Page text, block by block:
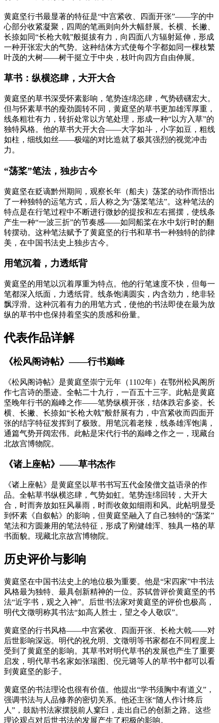
黄庭坚行书最显著的特征是“中宫紧收、四面开张”——字的中
心部分收紧凝聚，四周的笔画则向外大幅舒展。长横、长撇、
长捺如同“长枪大戟”般挺拔有力，向四面八方辐射延伸，形成
一种开张宏大的气势。这种结体方式使每个字都如同一棵枝繁
叶茂的大树——树干挺立于中央，枝叶向四方自由伸展。
草书：纵横恣肆，大开大合
黄庭坚的草书深受怀素影响，笔势连绵恣肆，气势磅礴宏大。
但与怀素草书的瘦劲圆转不同，黄庭坚的草书更加雄浑厚重，
线条粗壮有力，转折处常以方笔处理，形成一种“以方入草”的
独特风格。他的草书大开大合——大字如斗，小字如豆，粗线
如柱，细线如丝——极端的对比造就了极其强烈的视觉冲击
力。
“荡桨”笔法，独步古今
黄庭坚在贬谪黔州期间，观察长年（船夫）荡桨的动作而悟出
了一种独特的运笔方式，后人称之为“荡桨笔法”。这种笔法的
特点是在行笔过程中不断进行微妙的提按和左右摇摆，使线条
产生一种“一波三折”的节奏感——如同船桨在水中划行时的翻
转摆动。这种笔法赋予了黄庭坚的行书和草书一种独特的韵律
美，在中国书法史上独步古今。
用笔沉着，力透纸背
黄庭坚的用笔以沉着厚重为特点。他的行笔速度不快，但每一
笔都深入纸面，力透纸背。线条饱满圆实，内含劲力，绝非轻
飘浮滑。这种沉着有力的用笔方式，使他的书法即使在最为放
纵的草书中也保持着坚实的质感和份量。
代表作品详解
《松风阁诗帖》——行书巅峰
《松风阁诗帖》是黄庭坚崇宁元年（1102年）在鄂州松风阁所
作七言诗的墨迹。全帖二十九行，一百五十三字。此帖是黄庭
坚晚年行书的巅峰之作——笔势纵横开张，结体跌宕多姿。长
横、长撇、长捺如“长枪大戟”般舒展有力，中宫紧收而四面开
张的结字特征发挥到了极致。用笔沉着老辣，线条雄浑饱满，
通篇气势开阔宏伟。此帖是宋代行书的巅峰之作之一，现藏台
北故宫博物院。
《诸上座帖》——草书杰作
《诸上座帖》是黄庭坚以草书书写五代金陵僧文益语录的作
品。全帖草书纵横恣肆，气势如虹。笔势连绵回转，大开大
合，时而奔放如狂风暴雨，时而收敛如细雨和风。此帖明显受
到怀素《自叙帖》的影响，但黄庭坚融入了自己独特的“荡桨”
笔法和方圆兼用的笔法特征，形成了刚健雄浑、独具一格的草
书面貌。现藏北京故宫博物院。
历史评价与影响
黄庭坚在中国书法史上的地位极为重要。他是“宋四家”中书法
风格最为独特、最具创新精神的一位。苏轼曾评价黄庭坚的书
法“近字书，观之入神”。后世书法家对黄庭坚的评价也极高，
明代文徵明称其书法“如高人胜士，望之令人敬叹”。
黄庭坚的行书风格——中宫紧收、四面开张、长枪大戟——对
后世影响深远。明代的祝允明、文徵明等书家都在不同程度上
受到了黄庭坚的影响。其草书对明代草书的发展也产生了重要
启发，明代草书名家如张瑞图、倪元璐等人的草书中都可以看
到黄庭坚的影子。
黄庭坚的书法理论也很有价值。他提出“学书须胸中有道义”，
强调书法与人品修养的密切关系。他还主张“随人作计终后
人”，鼓励书法家摆脱前人窠臼，走出自己的创新之路。这些
理论观点对后世书法的发展产生了积极的影响。